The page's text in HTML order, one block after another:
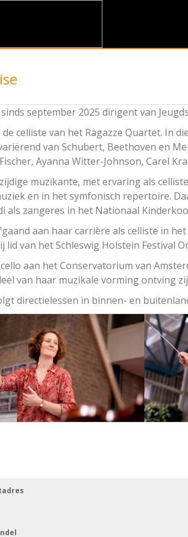
sinds september 2025 dirigent van
de celliste van het Ragazze Quartet. In
van Schubert, Beethoven en
Ayanna Witter-Johnson, Carel
muzikante, met ervaring als
en in het symfonisch repertoire.
als zangeres in het Nationaal
aan haar carrière als celliste in
lid van het Schleswig Holstein Festival
aan het Conservatorium van
van haar muzikale vorming ontving
directielessen in binnen- en